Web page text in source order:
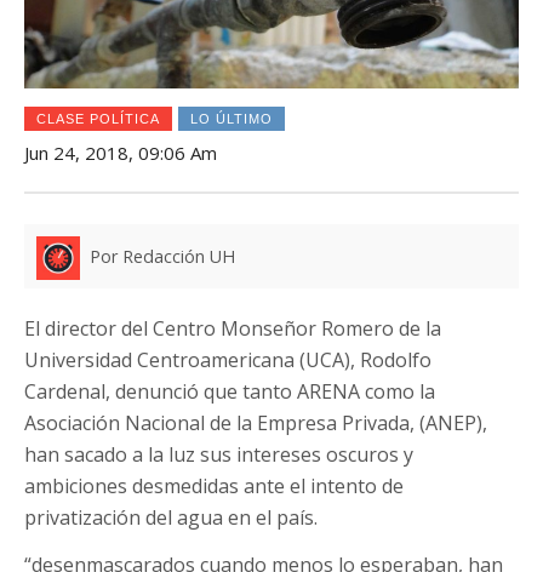
CLASE POLÍTICA LO ÚLTIMO
Jun 24, 2018, 09:06 Am
Por Redacción UH
El director del Centro Monseñor Romero de la
Universidad Centroamericana (UCA), Rodolfo
Cardenal, denunció que tanto ARENA como la
Asociación Nacional de la Empresa Privada, (ANEP),
han sacado a la luz sus intereses oscuros y
ambiciones desmedidas ante el intento de
privatización del agua en el país.
“desenmascarados cuando menos lo esperaban, han